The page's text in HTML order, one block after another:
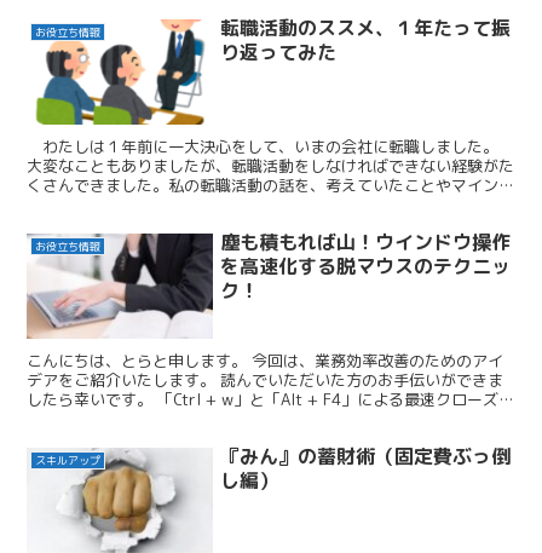
お役立ち情報
転職活動のススメ、１年たって振
り返ってみた
わたしは１年前に一大決心をして、いまの会社に転職しました。
大変なこともありましたが、転職活動をしなければできない経験がた
くさんできました。私の転職活動の話を、考えていたことやマインド
お役立ち情報
塵も積もれば山！ウインドウ操作
を高速化する脱マウスのテクニッ
ク！
こんにちは、とらと申します。 今回は、業務効率改善のためのアイ
デアをご紹介いたします。 読んでいただいた方のお手伝いができま
したら幸いです。 「Ctrl + w」と「Alt + F4」による最速クローズ
スキルアップ
『みん』の蓄財術（固定費ぶっ倒
し編）